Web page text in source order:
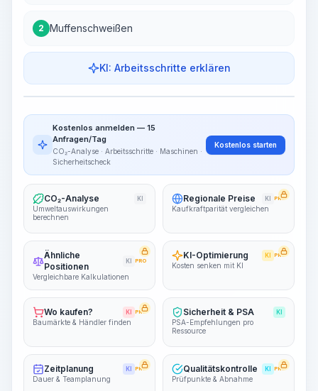
2 Muffenschweißen
KI: Arbeitsschritte erklären
Arbeitsschritte
~15-30 Sek.
Kostenlos anmelden — 15
Anfragen/Tag
CO₂-Analyse · Arbeitsschritte · Maschinen ·
Sicherheitscheck
Kostenlos starten
CO₂-Analyse KI
Umweltauswirkungen
berechnen
Regionale Preise KI PRO
Kaufkraftparität vergleichen
Ähnliche
Positionen
KI PRO
Vergleichbare Kalkulationen
KI-Optimierung KI PRO
Kosten senken mit KI
Wo kaufen? KI PRO
Baumärkte & Händler finden
Sicherheit & PSA KI
PSA-Empfehlungen pro
Ressource
Zeitplanung KI PRO
Dauer & Teamplanung
Qualitätskontrolle KI PRO
Prüfpunkte & Abnahme